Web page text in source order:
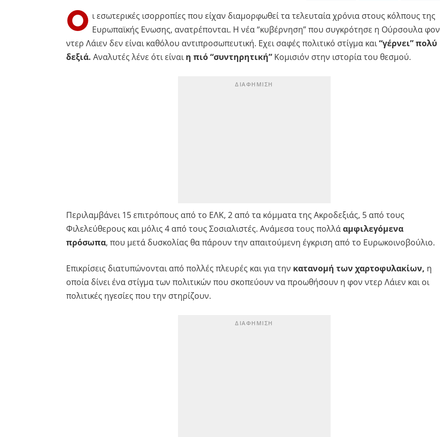
Ο ι εσωτερικές ισορροπίες που είχαν διαμορφωθεί τα τελευταία χρόνια στους κόλπους της
Ευρωπαϊκής Ενωσης, ανατρέπονται. Η νέα “κυβέρνηση” που συγκρότησε η Ούρσουλα φον
ντερ Λάιεν δεν είναι καθόλου αντιπροσωπευτική. Εχει σαφές πολιτικό στίγμα και“γέρνει” πολύ
δεξιά. Αναλυτές λένε ότι είναιη πιό “συντηρητική”Κομισιόν στην ιστορία του θεσμού.
Περιλαμβάνει 15 επιτρόπους από το ΕΛΚ, 2 από τα κόμματα της Ακροδεξιάς, 5 από τους
Φιλελεύθερους και μόλις 4 από τους Σοσιαλιστές. Ανάμεσα τους πολλάαμφιλεγόμενα
πρόσωπα, που μετά δυσκολίας θα πάρουν την απαιτούμενη έγκριση από το Ευρωκοινοβούλιο.
Επικρίσεις διατυπώνονται από πολλές πλευρές και για την κατανομή των χαρτοφυλακίων, η
οποία δίνει ένα στίγμα των πολιτικών που σκοπεύουν να προωθήσουν η φον ντερ Λάιεν και οι
πολιτικές ηγεσίες που την στηρίζουν.